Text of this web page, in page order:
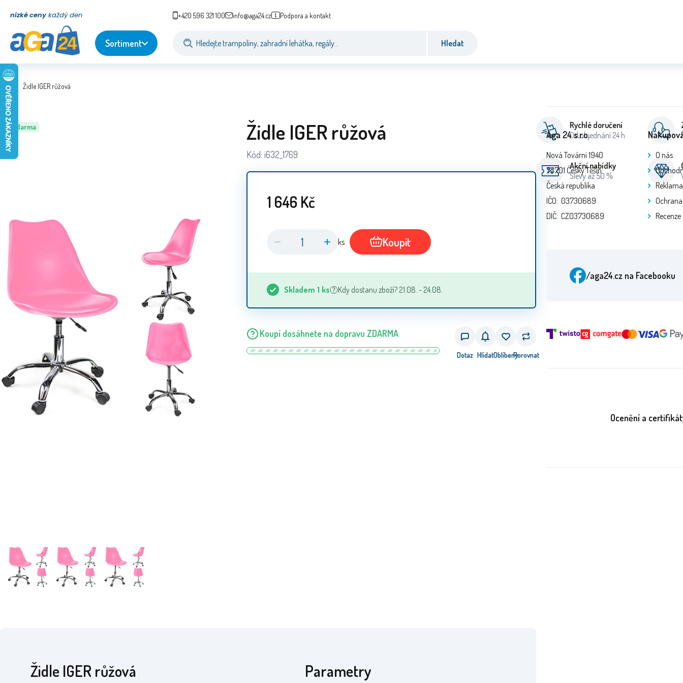
nízké ceny každý den +420 596 321 100 info@aga24.cz Podpora a kontakt
Sortiment Hledat
Židle IGER růžová
Zdarma Židle IGER růžová
Kód: i632_1769
1 646 Kč
ks Koupit
Skladem 1 ks Kdy dostanu zboží? 21.08. - 24.08.
Koupí dosáhnete na dopravu ZDARMA
Dotaz HlídatOblíbenýPorovnat
Židle IGER růžová Parametry
Rychlé doručení
Od objednání 24 h
Akční nabídky
Slevy až 50 %
Aga 24 s.r.o.
Nová Tovární 1940
73701 Český Těšín
Česká republika
IČO: 03730689
DIČ: CZ03730689
O nás
Recenze
/aga24.cz na Facebooku
Ocenění a